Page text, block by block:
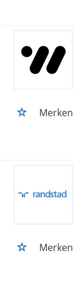
Merken
Merken